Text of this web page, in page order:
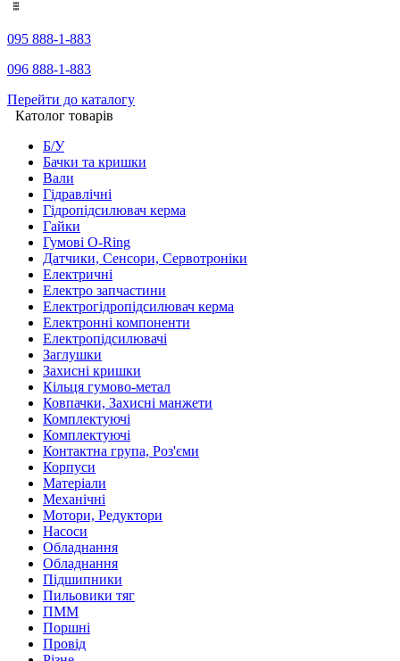
095 888-1-883
096 888-1-883
Перейти до каталогу
Католог товарів
Б/У
Бачки та кришки
Вали
Гідравлічні
Гідропідсилювач керма
Гайки
Гумові O-Ring
Датчики, Сенсори, Сервотроніки
Електричні
Електро запчастини
Електрогідропідсилювач керма
Електронні компоненти
Електропідсилювачі
Заглушки
Захисні кришки
Кільця гумово-метал
Ковпачки, Захисні манжети
Комплектуючі
Комплектуючі
Контактна група, Роз'єми
Корпуси
Матеріали
Механічні
Мотори, Редуктори
Насоси
Обладнання
Обладнання
Підшипники
Пильовики тяг
ПММ
Поршні
Провід